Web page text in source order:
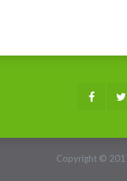
Copyright ©